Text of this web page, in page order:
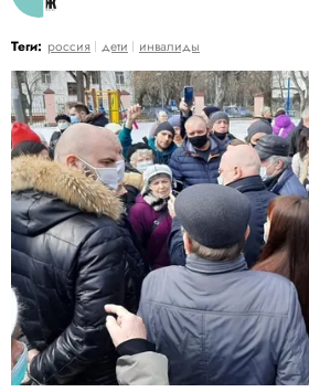
Теги: россия дети инвалиды